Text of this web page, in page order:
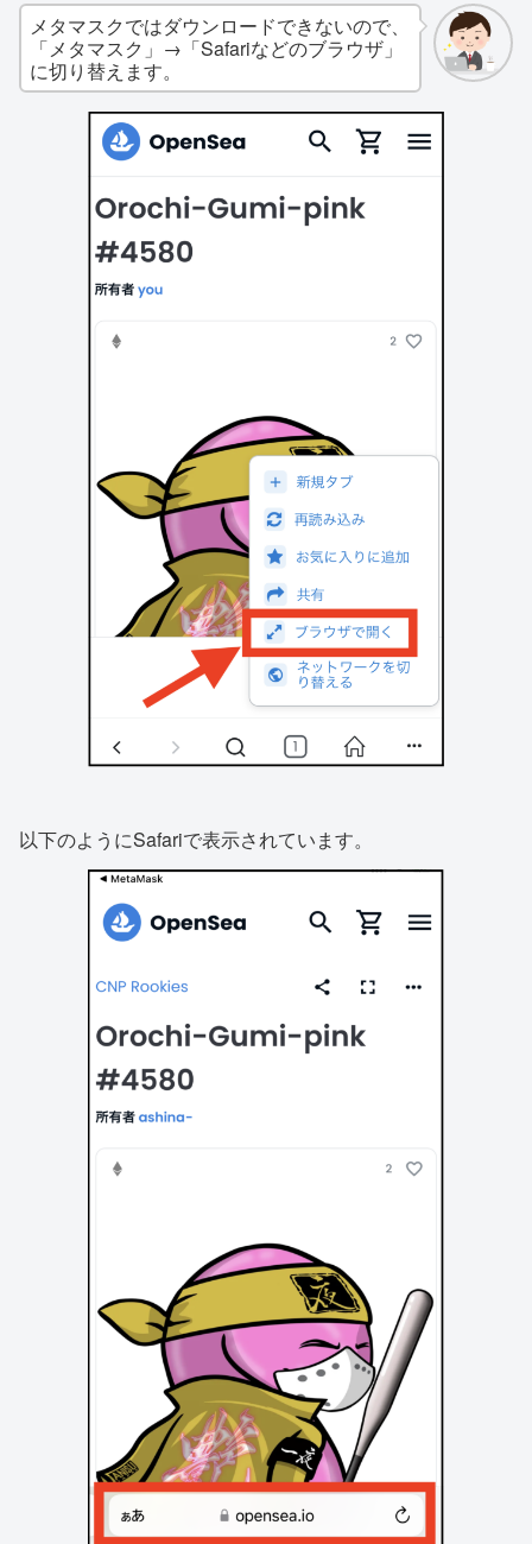
メタマスクではダウンロードできないので、
「メタマスク」→「Safariなどのブラウザ」
に切り替えます。
以下のようにSafariで表示されています。